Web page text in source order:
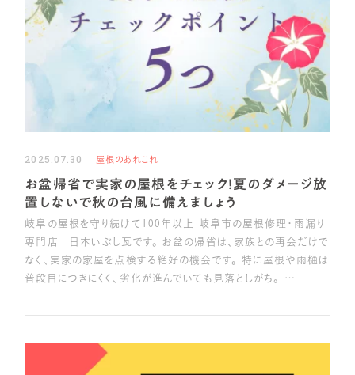
2025.07.30 屋根のあれこれ
お盆帰省で実家の屋根をチェック！夏のダメージ放
置しないで秋の台風に備えましょう
岐阜の屋根を守り続けて100年以上 岐阜市の屋根修理・雨漏り
専門店 日本いぶし瓦です。 お盆の帰省は、家族との再会だけで
なく、実家の家屋を点検する絶好の機会です。 特に屋根や雨樋は
普段目につきにくく、劣化が進んでいても見落としがち。 …